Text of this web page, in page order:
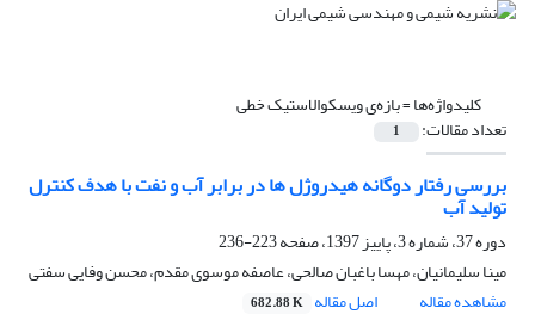
کلیدواژه‌ها =بازه‌ی ویسکوالاستیک خطی
تعداد مقالات: 1
بررسی رفتار دوگانه هیدروژل ها در برابر آب و نفت با هدف کنترل
تولید آب
دوره 37، شماره 3، پاییز 1397، صفحه
223-236
مینا سلیمانیان، مهسا باغبان صالحی، عاصفه موسوی مقدم، محسن وفایی سفتی
مشاهده مقاله
اصل مقاله 682.88 K